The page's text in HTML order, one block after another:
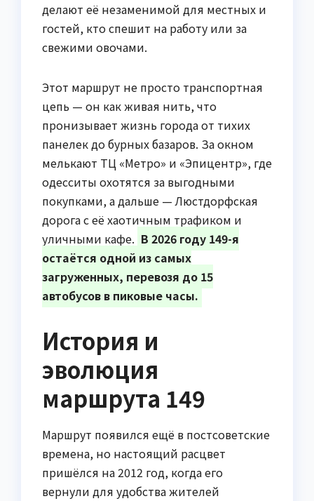
делают её незаменимой для местных и
гостей, кто спешит на работу или за
свежими овочами.
Этот маршрут не просто транспортная
цепь — он как живая нить, что
пронизывает жизнь города от тихих
панелек до бурных базаров. За окном
мелькают ТЦ «Метро» и «Эпицентр», где
одесситы охотятся за выгодными
покупками, а дальше — Люстдорфская
дорога с её хаотичным трафиком и
уличными кафе. В 2026 году 149-я
остаётся одной из самых
загруженных, перевозя до 15
автобусов в пиковые часы.
История и
эволюция
маршрута 149
Маршрут появился ещё в постсоветские
времена, но настоящий расцвет
пришёлся на 2012 год, когда его
вернули для удобства жителей